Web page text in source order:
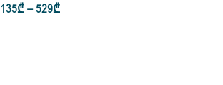
135₾–529₾